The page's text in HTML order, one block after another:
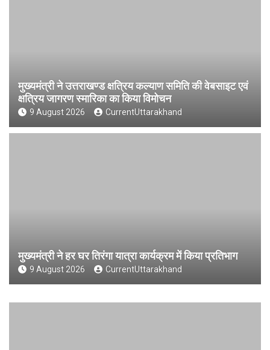
मुख्यमंत्री ने उत्तराखण्ड क्षत्रिय कल्याण समिति की वेबसाइट एवं
क्षत्रिय जागरण स्मारिका का किया विमोचन
9 August 2026 CurrentUttarakhand
मुख्यमंत्री ने हर घर तिरंगा यात्रा कार्यक्रम में किया प्रतिभाग
9 August 2026 CurrentUttarakhand